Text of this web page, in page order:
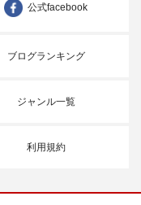
公式facebook
ブログランキング
ジャンル一覧
利用規約